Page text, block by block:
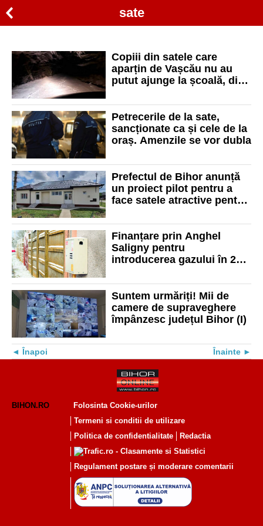
sate
Copiii din satele care
aparțin de Vașcău nu au
putut ajunge la școală, din
Petrecerile de la sate,
sancționate ca și cele de la
oraș. Amenzile se vor dubla
Prefectul de Bihor anunță
un proiect pilot pentru a
face satele atractive pentru
Finanțare prin Anghel
Saligny pentru
introducerea gazului în 21
sunt acestea
Suntem urmăriți! Mii de
camere de supraveghere
împânzesc județul Bihor (I)
Înapoi Înainte
BIHON.RO
Folosinta Cookie-urilor
Termeni si conditii de utilizare
Politica de confidentialitate
Redactia
Regulament postare și moderare comentarii